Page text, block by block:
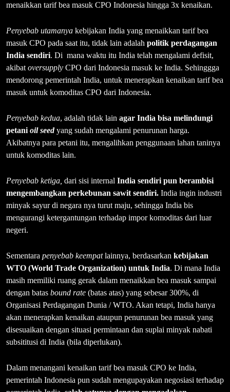
menaikkan tarif bea masuk CPO Indonesia hingga 3x kenaikan.
Penyebab utamanya kebijakan India yang menaikkan tarif bea
masuk CPO pada saat itu, tidak lain adalah politik perdagangan
India sendiri. Di mana waktu itu India telah mengalami defisit,
akibat oversupply CPO dari Indonesia masuk ke India. Sehinggga
mendorong pemerintah India, untuk menerapkan kenaikan tarif bea
masuk untuk komoditas CPO dari Indonesia.
Penyebab kedua, adalah tidak lain agar India bisa melindungi
petani oil seedyang sudah mengalami penurunan harga.
Akibatnya para petani itu, mengalihkan penggunaan lahan taninya
untuk komoditas lain.
Penyebab ketiga, dari sisi internal India sendiri pun berambisi
mengembangkan perkebunan sawit sendiri. India ingin industri
minyak sayur di negara nya turut maju, sehingga India bis
mengurangi ketergantungan terhadap impor komoditas dari luar
negeri.
Sementara penyebab keempatlainnya, berdasarkan kebijakan
WTO (World Trade Organization) untuk India. Di mana India
masih memiliki ruang gerak dalam menaikkan bea masuk sampai
dengan batas bound rate (batas atas) yang sebesar 300%, di
Organisasi Perdagangan Dunia / WTO. Akan tetapi, India hanya
akan menerapkan kenaikan ataupun penurunan bea masuk yang
disesuaikan dengan situasi permintaan dan suplai minyak nabati
subsititusi di India (bila diperlukan).
Dalam menangani kenaikan tarif bea masuk CPO ke India,
pemerintah Indonesia pun sudah mengupayakan negosiasi terhadap